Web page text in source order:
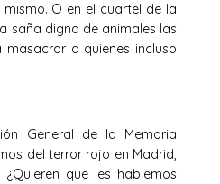
O en el cuartel de la
saña digna de animales las
a quienes incluso
General de la Memoria
del terror rojo en Madrid,
que les hablemos